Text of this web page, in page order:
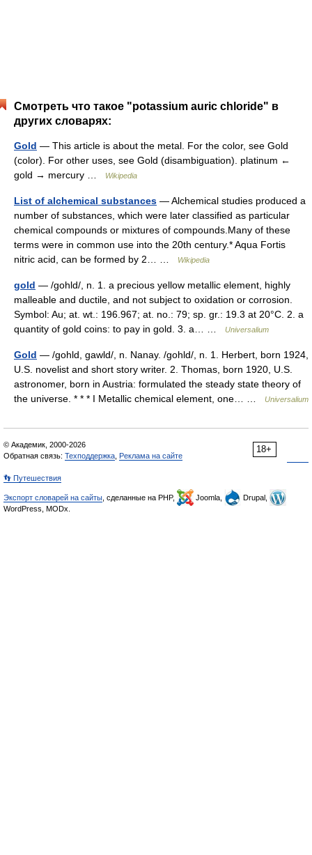
Смотреть что такое "potassium auric chloride" в
других словарях:
Gold — This article is about the metal. For the color, see Gold
(color). For other uses, see Gold (disambiguation). platinum ←
gold → mercury …
Wikipedia
List of alchemical substances — Alchemical studies produced a
number of substances, which were later classified as particular
chemical compounds or mixtures of compounds.Many of these
terms were in common use into the 20th century.* Aqua Fortis
nitric acid, can be formed by 2… …
Wikipedia
gold — /gohld/, n. 1. a precious yellow metallic element, highly
malleable and ductile, and not subject to oxidation or corrosion.
Symbol: Au; at. wt.: 196.967; at. no.: 79; sp. gr.: 19.3 at 20°C. 2. a
quantity of gold coins: to pay in gold. 3. a… …
Universalium
Gold — /gohld, gawld/, n. Nanay. /gohld/, n. 1. Herbert, born 1924,
U.S. novelist and short story writer. 2. Thomas, born 1920, U.S.
astronomer, born in Austria: formulated the steady state theory of
the universe. * * * I Metallic chemical element, one… …
Universalium
18+
© Академик, 2000-2026
Обратная связь: Техподдержка Реклама на сайте
👣 Путешествия
Экспорт словарей на сайты , сделанные на PHP, Joomla,
Drupal,
WordPress, MODx.